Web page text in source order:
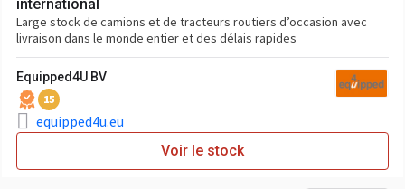
international
Large stock de camions et de tracteurs routiers d’occasion avec
livraison dans le monde entier et des délais rapides
Equipped4U BV
15
equipped4u.eu
Voir le stock